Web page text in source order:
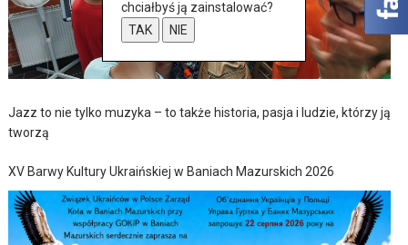
Jazz to nie tylko muzyka – to także historia, pasja i ludzie, którzy ją
tworzą
XV Barwy Kultury Ukraińskiej w Baniach Mazurskich 2026
chciałbyś ją zainstalować?
TAK
NIE